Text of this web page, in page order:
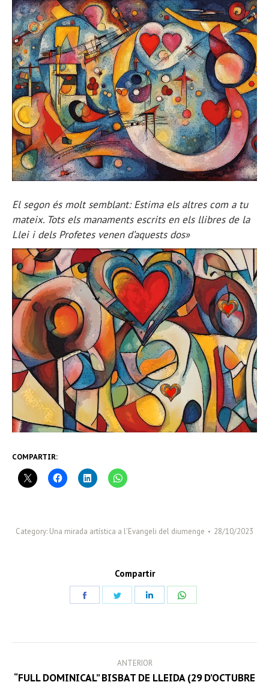
El segon és molt semblant: Estima els altres com a tu
mateix. Tots els manaments escrits en els llibres de la
Llei i dels Profetes venen d’aquests dos»
COMPARTIR:
Category: Una mirada artística a l’Evangeli del diumenge 28/10/2023
Compartir
ANTERIOR
“FULL DOMINICAL” BISBAT DE LLEIDA (29 D’OCTUBRE